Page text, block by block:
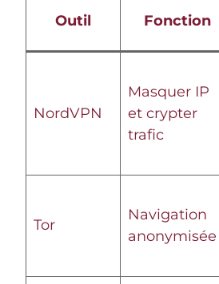
Outil Fonction
NordVPN
Masquer IP
et crypter
trafic
Tor
Navigation
anonymisée